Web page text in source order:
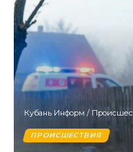
Кубань Информ /
ПРОИСШЕСТВИЯ